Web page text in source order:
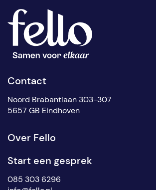
Contact
Noord Brabantlaan 303-307
5657 GB Eindhoven
Over Fello
Start een gesprek
085 303 6296